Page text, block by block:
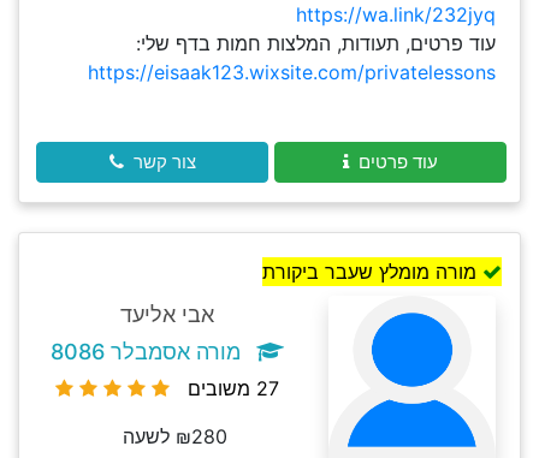
https://wa.link/232jyq
עוד פרטים, תעודות, המלצות חמות בדף שלי:
https://eisaak123.wixsite.com/privatelessons
עוד פרטים צור קשר
מורה מומלץ שעבר ביקורת
אבי אליעד
מורה אסמבלר 8086
27 משובים
₪280 לשעה